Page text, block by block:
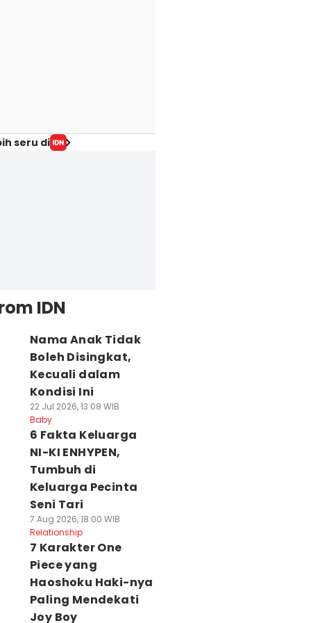
seru di
IDN
Nama Anak Tidak
Boleh Disingkat,
Kecuali dalam
Kondisi Ini
22 Jul 2026, 13:08 WIB
Baby
6 Fakta Keluarga
NI-KI ENHYPEN,
Tumbuh di
Keluarga Pecinta
Seni Tari
7 Aug 2026, 18:00 WIB
Relationship
7 Karakter One
Piece yang
Haoshoku Haki-nya
Paling Mendekati
Joy Boy